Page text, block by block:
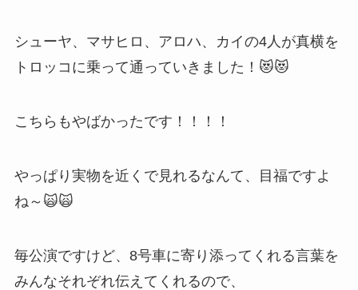
シューヤ、マサヒロ、アロハ、カイの4人が真横を
トロッコに乗って通っていきました！😻😻
こちらもやばかったです！！！！
やっぱり実物を近くで見れるなんて、目福ですよ
ね～🙀🙀
毎公演ですけど、8号車に寄り添ってくれる言葉を
みんなそれぞれ伝えてくれるので、